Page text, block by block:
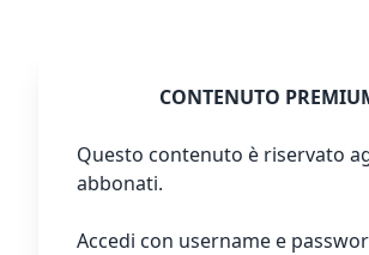
CONTENUTO
Questo contenuto è riservato
abbonati.
Accedi con username e